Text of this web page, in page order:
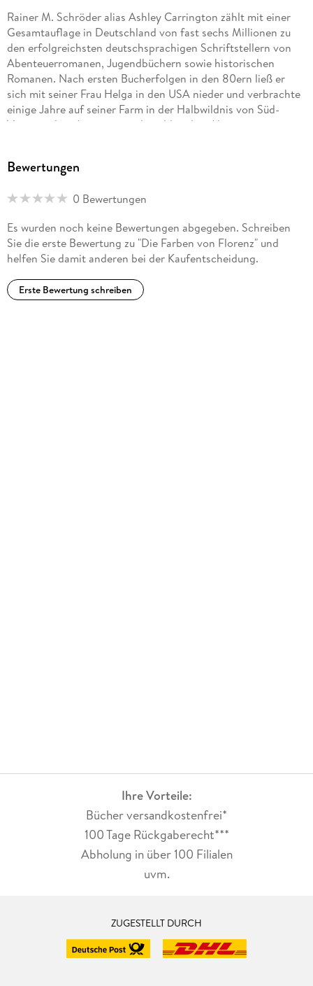
Rainer M. Schröder alias Ashley Carrington zählt mit einer
Gesamtauflage in Deutschland von fast sechs Millionen zu
den erfolgreichsten deutschsprachigen Schriftstellern von
Abenteuerromanen, Jugendbüchern sowie historischen
Romanen. Nach ersten Bucherfolgen in den 80ern ließ er
sich mit seiner Frau Helga in den USA nieder und verbrachte
einige Jahre auf seiner Farm in der Halbwildnis von Süd-
Virginia, dem Ausgangspunkt zahlreicher Abenteuerreisen,
Goldmine in den Bergender Sierra Nevada gearbeitet hat
Amazonas, Australien und die südlichen Länder Afrikas
Frau in Palm Coast / Florida.
Bewertungen
0 Bewertungen
Es wurden noch keine Bewertungen abgegeben. Schreiben
Sie die erste Bewertung zu "Die Farben von Florenz" und
helfen Sie damit anderen bei der Kaufentscheidung.
Erste Bewertung schreiben
Ihre Vorteile:
Bücher versandkostenfrei*
100 Tage Rückgaberecht***
Abholung in über 100 Filialen
uvm.
ZUGESTELLT DURCH